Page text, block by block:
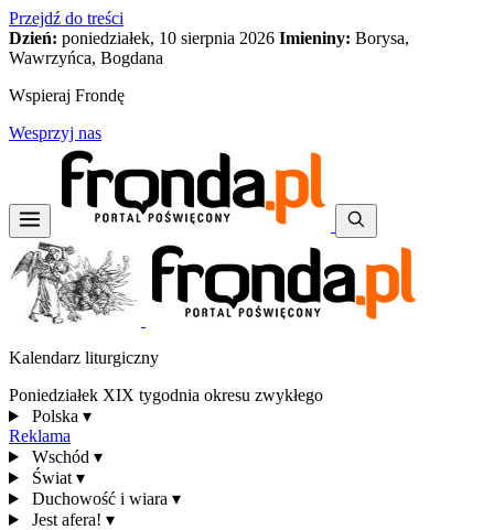
Przejdź do treści
Dzień: poniedziałek, 10 sierpnia 2026 Imieniny: Borysa,
Wawrzyńca, Bogdana
Wspieraj Frondę
Wesprzyj nas
Kalendarz liturgiczny
Poniedziałek XIX tygodnia okresu zwykłego
Polska ▾
Reklama
Wschód ▾
Świat ▾
Duchowość i wiara ▾
Jest afera! ▾